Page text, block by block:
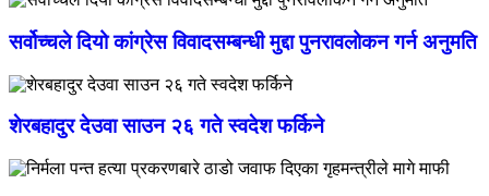
सर्वोच्चले दियो कांग्रेस विवादसम्बन्धी मुद्दा पुनरावलोकन गर्न अनुमति
शेरबहादुर देउवा साउन २६ गते स्वदेश फर्किने